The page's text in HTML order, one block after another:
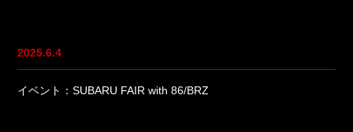
2025.6.4
イベント：SUBARU FAIR with 86/BRZ